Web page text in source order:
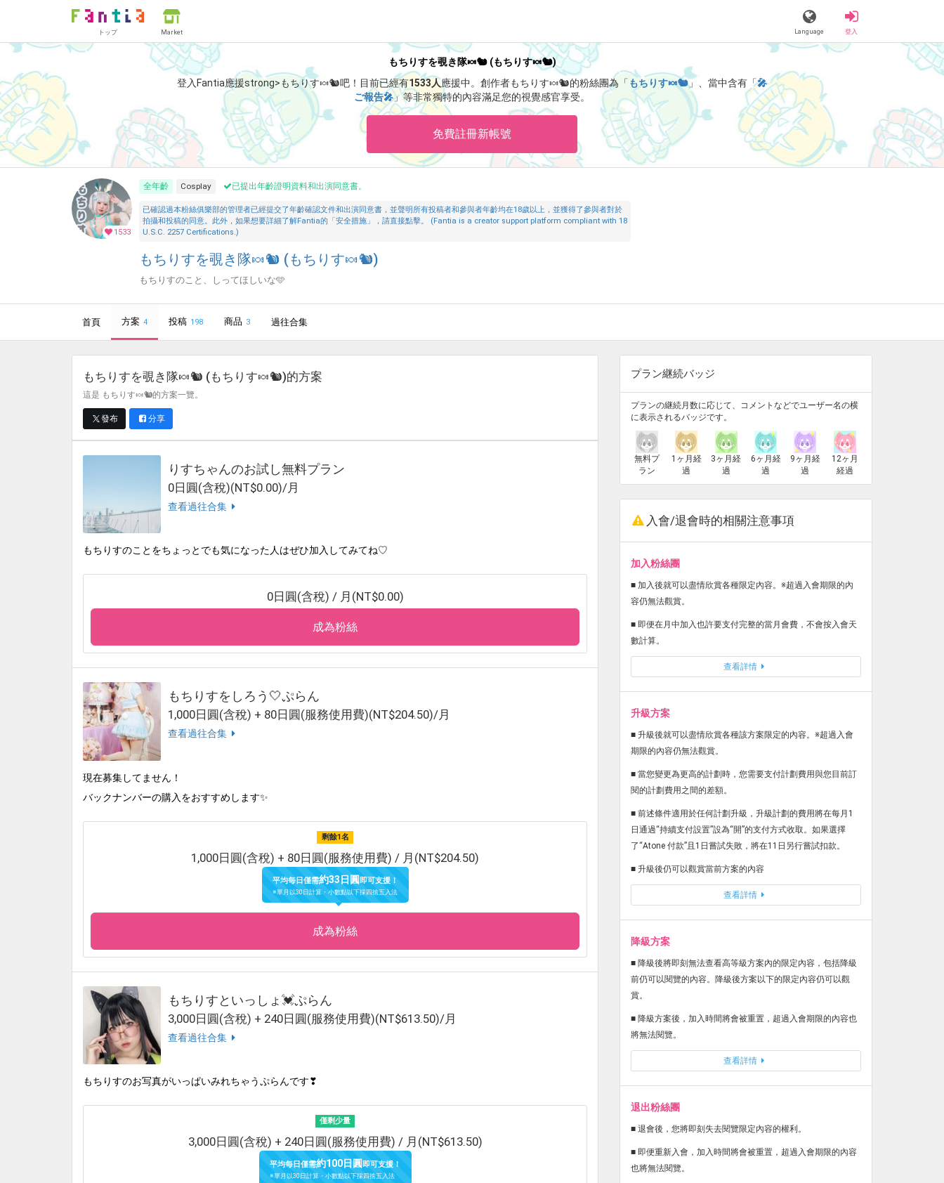
トップ Market Language 登入
もちりすを覗き隊🍬🐿 (もちりす🍬🐿)
登入Fantia應援strong>もちりす🍬🐿吧！ 目前已經有1533人應援中。 創作者もちりす🍬🐿的粉絲團為「 もちりす🍬🐿」、當中含有「🎤
ご報告🎤」等非常獨特的內容滿足您的視覺感官享受。
免費註冊新帳號
1533
全年齡 Cosplay 已提出年齡證明資料和出演同意書。
已確認過本粉絲俱樂部的管理者已經提交了年齡確認文件和出演同意書，並聲明所有投稿者和參與者年齡均在18歲以上，並獲得了參與者對於
拍攝和投稿的同意。此外，如果想要詳細了解Fantia的「安全措施」，請直接點擊。 (Fantia is a creator support platform compliant with 18
U.S.C. 2257 Certifications.)
もちりすを覗き隊🍬🐿 (もちりす🍬🐿)
もちりすのこと、しってほしいな🩵
首頁 方案 4 投稿 198 商品 3 過往合集
もちりすを覗き隊🍬🐿 (もちりす🍬🐿)的方案
這是 もちりす🍬🐿的方案一覽。
發布 分享
りすちゃんのお試し無料プラン
0日圓(含稅)(NT$0.00)/月
查看過往合集
もちりすのことをちょっとでも気になった人はぜひ加入してみてね♡
0日圓(含稅) / 月(NT$0.00)
成為粉絲
もちりすをしろう🤍ぷらん
1,000日圓(含稅) + 80日圓(服務使用費)(NT$204.50)/月
查看過往合集
現在募集してません！
バックナンバーの購入をおすすめします✨
剩餘1名
1,000日圓(含稅) + 80日圓(服務使用費) / 月(NT$204.50)
平均每日僅需約33日圓即可支援！
※單月以30日計算・小數點以下採四捨五入法
成為粉絲
もちりすといっしょ💓ぷらん
3,000日圓(含稅) + 240日圓(服務使用費)(NT$613.50)/月
查看過往合集
もちりすのお写真がいっぱいみれちゃうぷらんです❣
僅剩少量
3,000日圓(含稅) + 240日圓(服務使用費) / 月(NT$613.50)
平均每日僅需約100日圓即可支援！
※單月以30日計算・小數點以下採四捨五入法
プラン継続バッジ
プランの継続月数に応じて、コメントなどでユーザー名の横
に表示されるバッジです。
無料プ
ラン
1ヶ月経
過
3ヶ月経
過
6ヶ月経
過
9ヶ月経
過
12ヶ月
経過
入會/退會時的相關注意事項
加入粉絲團
■ 加入後就可以盡情欣賞各種限定內容。※超過入會期限的內
容仍無法觀賞。
■ 即便在月中加入也許要支付完整的當月會費，不會按入會天
數計算。
查看詳情
升級方案
■ 升級後就可以盡情欣賞各種該方案限定的內容。※超過入會
期限的內容仍無法觀賞。
■ 當您變更為更高的計劃時，您需要支付計劃費用與您目前訂
閱的計劃費用之間的差額。
■ 前述條件適用於任何計劃升級，升級計劃的費用將在每月1
日通過“持續支付設置”設為“開”的支付方式收取。如果選擇
了“Atone 付款”且1日嘗試失敗，將在11日另行嘗試扣款。
■ 升級後仍可以觀賞當前方案的內容
查看詳情
降級方案
■ 降級後將即刻無法查看高等級方案內的限定內容，包括降級
前仍可以閱覽的內容。降級後方案以下的限定內容仍可以觀
賞。
■ 降級方案後，加入時間將會被重置，超過入會期限的內容也
將無法閱覽。
查看詳情
退出粉絲團
■ 退會後，您將即刻失去閱覽限定內容的權利。
■ 即便重新入會，加入時間將會被重置，超過入會期限的內容
也將無法閱覽。